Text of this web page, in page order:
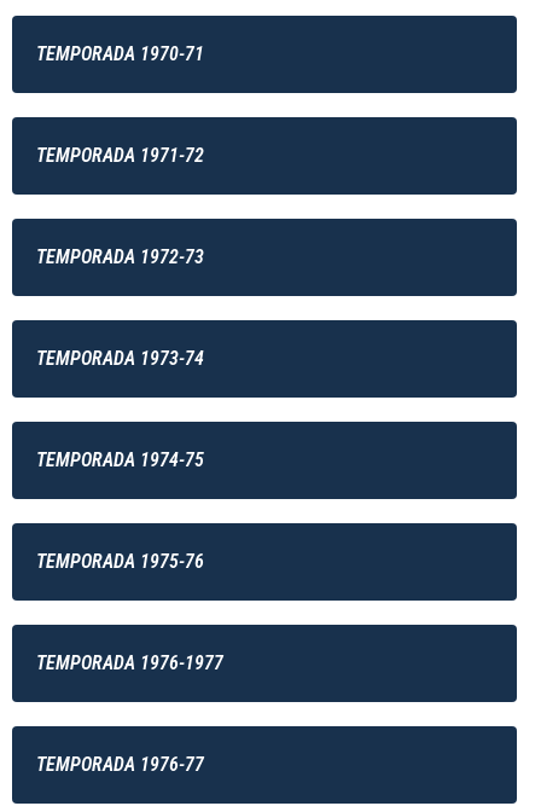
TEMPORADA 1970-71
TEMPORADA 1971-72
TEMPORADA 1972-73
TEMPORADA 1973-74
TEMPORADA 1974-75
TEMPORADA 1975-76
TEMPORADA 1976-1977
TEMPORADA 1976-77